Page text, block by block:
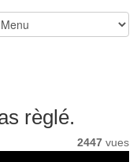
règlé.
2447 vues